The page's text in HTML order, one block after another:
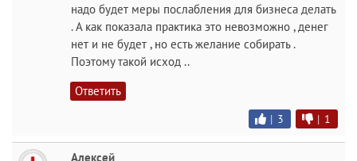
надо будет меры послабления для бизнеса делать
. А как показала практика это невозможно , денег
нет и не будет , но есть желание собирать .
Поэтому такой исход ..
Ответить
| 3 | 1
Алексей